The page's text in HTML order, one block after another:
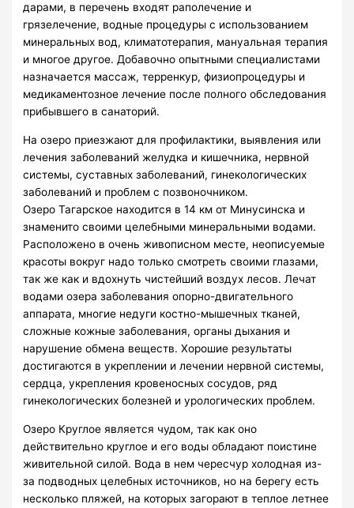
дарами, в перечень входят раполечение и
грязелечение, водные процедуры с использованием
минеральных вод, климатотерапия, мануальная терапия
и многое другое. Добавочно опытными специалистами
назначается массаж, терренкур, физиопроцедуры и
медикаментозное лечение после полного обследования
прибывшего в санаторий.
На озеро приезжают для профилактики, выявления или
лечения заболеваний желудка и кишечника, нервной
системы, суставных заболеваний, гинекологических
заболеваний и проблем с позвоночником.
Озеро Тагарское находится в 14 км от Минусинска и
знаменито своими целебными минеральными водами.
Расположено в очень живописном месте, неописуемые
красоты вокруг надо только смотреть своими глазами,
так же как и вдохнуть чистейший воздух лесов. Лечат
водами озера заболевания опорно-двигательного
аппарата, многие недуги костно-мышечных тканей,
сложные кожные заболевания, органы дыхания и
нарушение обмена веществ. Хорошие результаты
достигаются в укреплении и лечении нервной системы,
сердца, укрепления кровеносных сосудов, ряд
гинекологических болезней и урологических проблем.
Озеро Круглое является чудом, так как оно
действительно круглое и его воды обладают поистине
живительной силой. Вода в нем чересчур холодная из-
за подводных целебных источников, но на берегу есть
несколько пляжей, на которых загорают в теплое летнее